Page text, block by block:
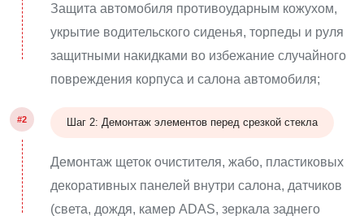
Защита автомобиля противоударным кожухом,
укрытие водительского сиденья, торпеды и руля
защитными накидками во избежание случайного
повреждения корпуса и салона автомобиля;
#2 Шаг 2: Демонтаж элементов перед срезкой стекла
Демонтаж щеток очистителя, жабо, пластиковых
декоративных панелей внутри салона, датчиков
(света, дождя, камер ADAS, зеркала заднего